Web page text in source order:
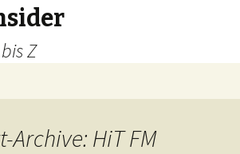
Z
Archive: HiT FM